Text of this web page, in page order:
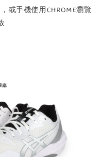
或手機使用CHROME瀏覽